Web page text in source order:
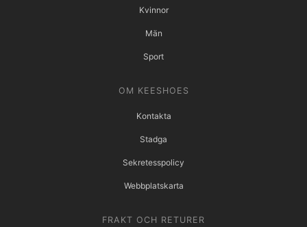
Kvinnor
Män
Sport
OM KEESHOES
Kontakta
Stadga
Sekretesspolicy
Webbplatskarta
FRAKT OCH RETURER